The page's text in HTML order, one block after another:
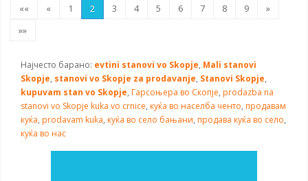
«« « 1 2 3 4 5 6 7 8 9
»
»»
Најчесто барано: evtini stanovi vo Skopje, Mali stanovi
Skopje, stanovi vo Skopje za prodavanje, Stanovi Skopje,
kupuvam stan vo Skopje, Гарсоњера во Скопје, prodazba na
stanovi vo Skopje kuka vo crnice, куќа во населба ченто, продавам
куќа, prodavam kuka, куќа во село бањани, продава куќа во село,
куќа во нас